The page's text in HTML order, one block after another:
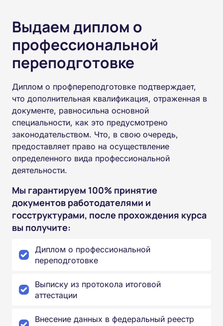
Выдаем диплом о
профессиональной
переподготовке
Диплом о профпереподготовке подтверждает,
что дополнительная квалификация, отраженная в
документе, равносильна основной
специальности, как это предусмотрено
законодательством. Что, в свою очередь,
предоставляет право на осуществление
определенного вида профессиональной
деятельности.
Мы гарантируем 100% принятие
документов работодателями и
госструктурами, после прохождения курса
вы получите:
Диплом о профессиональной
переподготовке
Выписку из протокола итоговой
аттестации
Внесение данных в федеральный реестр